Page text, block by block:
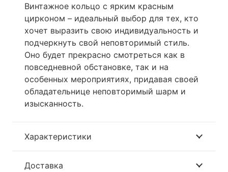
Винтажное кольцо с ярким красным
цирконом – идеальный выбор для тех, кто
хочет выразить свою индивидуальность и
подчеркнуть свой неповторимый стиль.
Оно будет прекрасно смотреться как в
повседневной обстановке, так и на
особенных мероприятиях, придавая своей
обладательнице неповторимый шарм и
изысканность.
Характеристики
Доставка